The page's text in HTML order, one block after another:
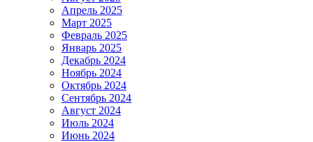
Апрель 2025
Март 2025
Февраль 2025
Январь 2025
Декабрь 2024
Ноябрь 2024
Октябрь 2024
Сентябрь 2024
Август 2024
Июль 2024
Июнь 2024